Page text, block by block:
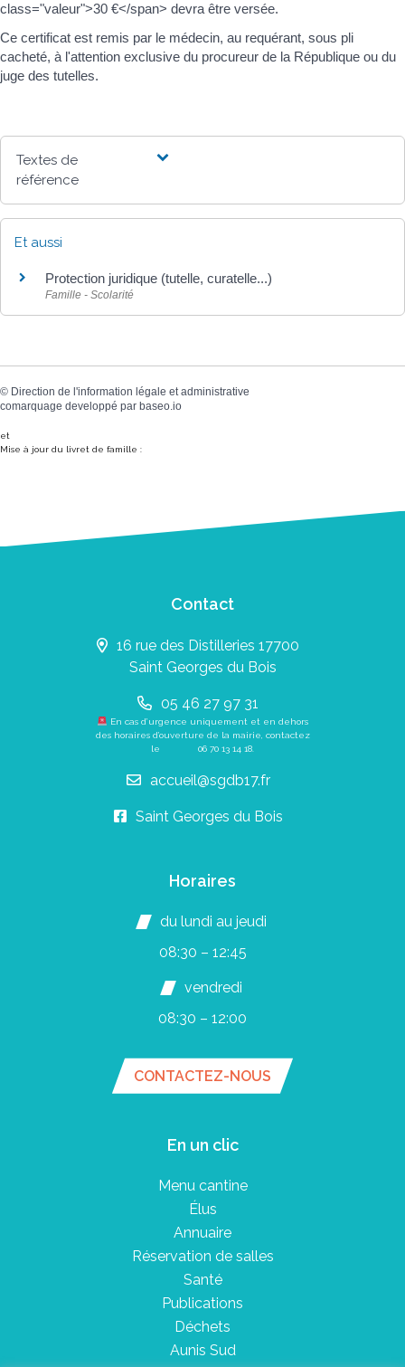
class="valeur">30 €</span> devra être versée.
Ce certificat est remis par le médecin, au requérant, sous pli
cacheté, à l'attention exclusive du procureur de la République ou du
juge des tutelles.
Textes de
référence
Et aussi
Protection juridique (tutelle, curatelle...)
Famille - Scolarité
© Direction de l'information légale et administrative
comarquage developpé par baseo.io
et
Mise à jour du livret de famille :
Contact
16 rue des Distilleries 17700
Saint Georges du Bois
05 46 27 97 31
En cas d’urgence uniquement et en dehors
des horaires d’ouverture de la mairie, contactez
le 06 70 13 14 18
accueil@sgdb17.fr
Saint Georges du Bois
Horaires
du lundi au jeudi
08:30 – 12:45
vendredi
08:30 – 12:00
CONTACTEZ-NOUS
En un clic
Menu cantine
Élus
Annuaire
Réservation de salles
Santé
Publications
Déchets
Aunis Sud